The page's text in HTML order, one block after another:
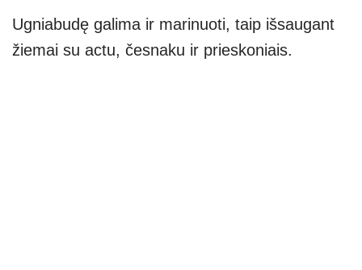
Ugniabudę galima ir marinuoti, taip išsaugant
žiemai su actu, česnaku ir prieskoniais.